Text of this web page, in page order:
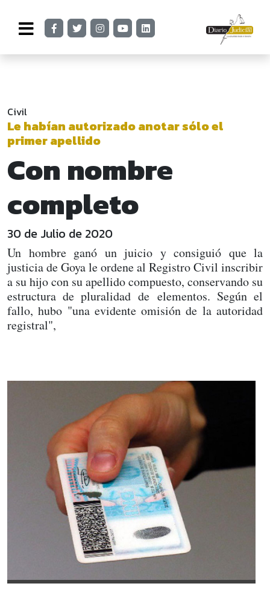
Civil
Le habían autorizado anotar sólo el
primer apellido
Con nombre
completo
30 de Julio de 2020
Un hombre ganó un juicio y consiguió que la
justicia de Goya le ordene al Registro Civil inscribir
a su hijo con su apellido compuesto, conservando su
estructura de pluralidad de elementos. Según el
fallo, hubo "una evidente omisión de la autoridad
registral",